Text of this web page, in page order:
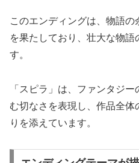
このエンディングは、物語
を果たしており、壮大な物語
す。
「スピラ」は、ファンタジ
む切なさを表現し、作品全
りを添えています。